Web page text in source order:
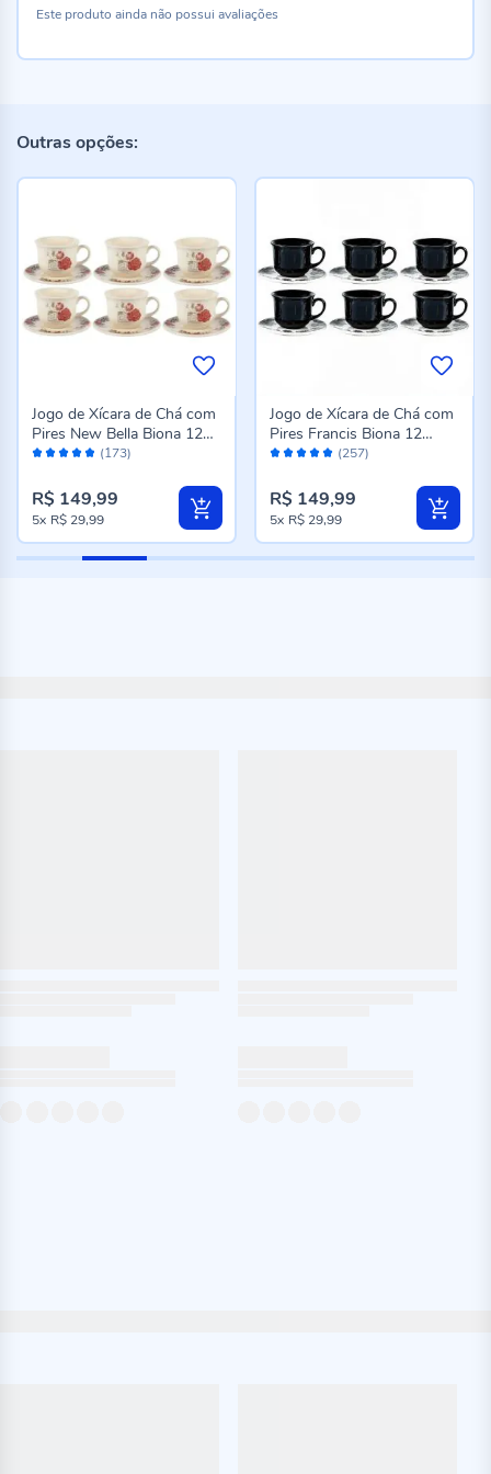
Este produto ainda não possui avaliações
Outras opções:
Avaliação: (173)
Jogo de Xícara de Chá com
Pires New Bella Biona 12
Peças - Cerâmica
R$ 149,99
5x R$ 29,99
Avaliação: (257)
Jogo de Xícara de Chá com
Pires Francis Biona 12
Peças - Cerâmica
R$ 149,99
5x R$ 29,99